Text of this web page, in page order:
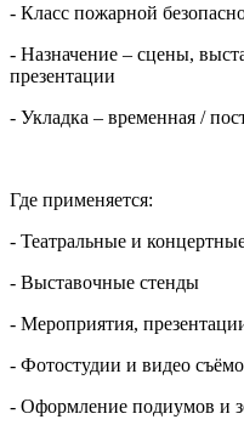
- Класс пожарной
- Назначение – сцены,
презентации
- Укладка – временная /
Где применяется:
- Театральные и
- Выставочные стенды
- Мероприятия,
- Фотостудии и видео
- Оформление подиумов и